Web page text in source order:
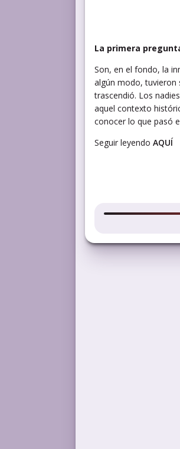
La primera
Son, en el fondo, la
algún modo, tuvieron
trascendió. Los
aquel contexto
conocer lo que pasó
Seguir leyendo AQUÍ